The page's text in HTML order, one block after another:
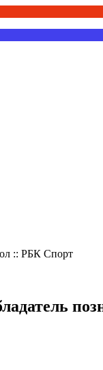
:: РБК Спорт